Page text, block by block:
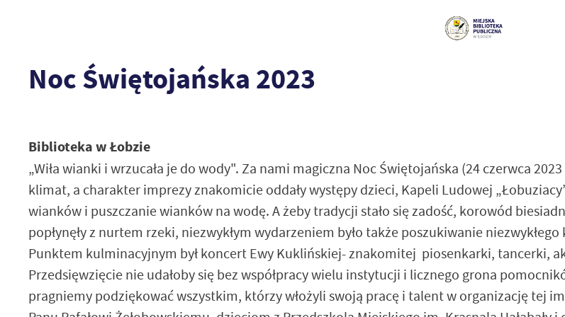
Noc Świętojańska 2023
Biblioteka w Łobzie
„Wiła wianki i wrzucała je do wody". Za nami magiczna Noc Świętojańska (24 czerwca
klimat, a charakter imprezy znakomicie oddały występy dzieci, Kapeli Ludowej
wianków i puszczanie wianków na wodę. A żeby tradycji stało się zadość, korowód
popłynęły z nurtem rzeki, niezwykłym wydarzeniem było także poszukiwanie
Punktem kulminacyjnym był koncert Ewy Kuklińskiej- znakomitej piosenkarki, tancerki,
Przedsięwzięcie nie udałoby się bez współpracy wielu instytucji i licznego grona
pragniemy podziękować wszystkim, którzy włożyli swoją pracę i talent w organizację tej